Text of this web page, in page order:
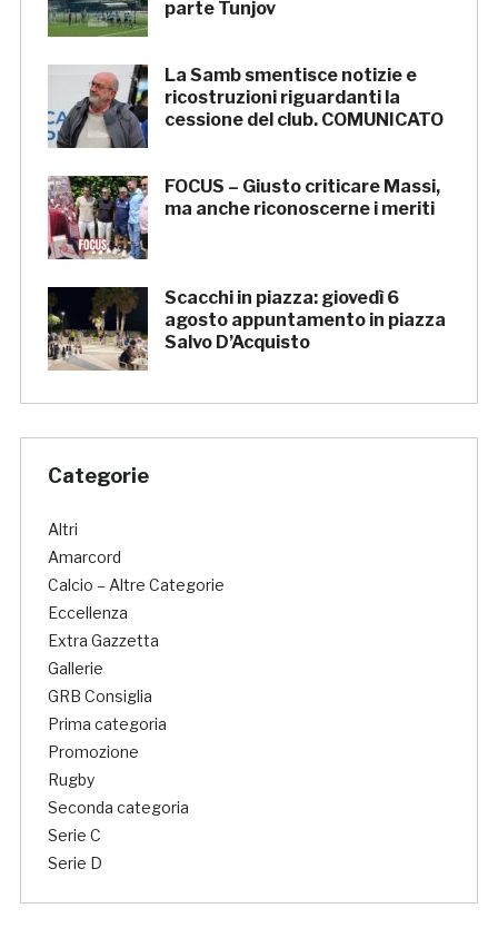
parte Tunjov
La Samb smentisce notizie e
ricostruzioni riguardanti la
cessione del club. COMUNICATO
FOCUS – Giusto criticare Massi,
ma anche riconoscerne i meriti
Scacchi in piazza: giovedì 6
agosto appuntamento in piazza
Salvo D’Acquisto
Categorie
Altri
Amarcord
Calcio – Altre Categorie
Eccellenza
Extra Gazzetta
Gallerie
GRB Consiglia
Prima categoria
Promozione
Rugby
Seconda categoria
Serie C
Serie D